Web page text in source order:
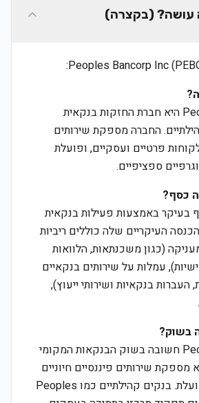
עושה? (בקצרה)
Peoples Bancorp Inc היא חברת החזקות בנקאית
החברה מספקת שירותים
פרטיים ועסקיים, ופועלת
ספציפיים.
בעיקר באמצעות פעילות בנקאית
העיקריים שלה כוללים ריביות
(כגון משכנתאות, הלוואות
עמלות על שירותים בנקאיים
העברות בנקאיות ושירותי ייעוץ),
Peoples Bancorp Inc חשובה בשוק הבנקאות המקומי
מספקת שירותים פיננסיים חיוניים
לקהילות בהן היא פועלת. בנקים קהילתיים כמו Peoples